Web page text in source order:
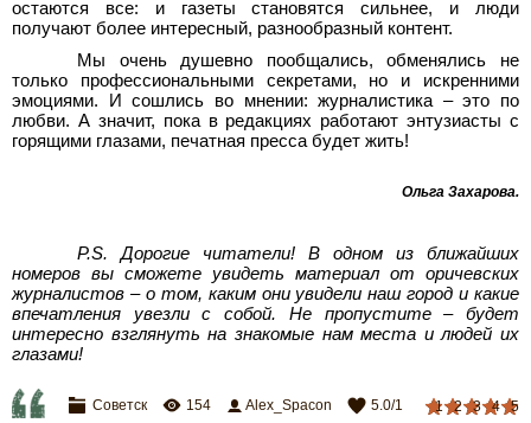
остаются все: и газеты становятся сильнее, и люди
получают более интересный, разнообразный контент.
Мы очень душевно пообщались, обменялись не
только профессиональными секретами, но и искренними
эмоциями. И сошлись во мнении: журналистика – это по
любви. А значит, пока в редакциях работают энтузиасты с
горящими глазами, печатная пресса будет жить!
Ольга Захарова.
P.S. Дорогие читатели! В одном из ближайших
номеров вы сможете увидеть материал от оричевских
журналистов – о том, каким они увидели наш город и какие
впечатления увезли с собой. Не пропустите – будет
интересно взглянуть на знакомые нам места и людей их
глазами!
1 2 3 4 5
Советск 154 Alex_Spacon 5.0/1